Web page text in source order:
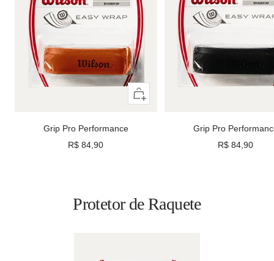
Adicionar
Grip Pro Performance
Preço
R$ 84,90
Grip Pro
Preço
R$ 84,90
Protetor de Raquete